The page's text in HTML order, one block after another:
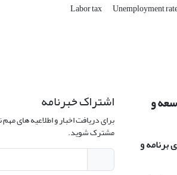
Labor tax Unemployment
و
و
اشتراک خبرنامه
برای دریافت اخبار و اطلاعیه های
مشترک شوید.